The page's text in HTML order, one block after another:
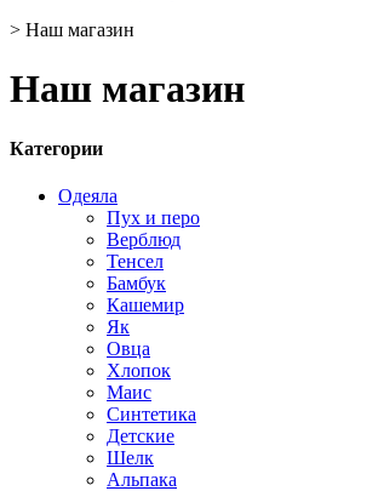
> Наш магазин
Наш магазин
Категории
Одеяла
Пух и перо
Верблюд
Тенсел
Бамбук
Кашемир
Як
Овца
Хлопок
Маис
Синтетика
Детские
Шелк
Альпака